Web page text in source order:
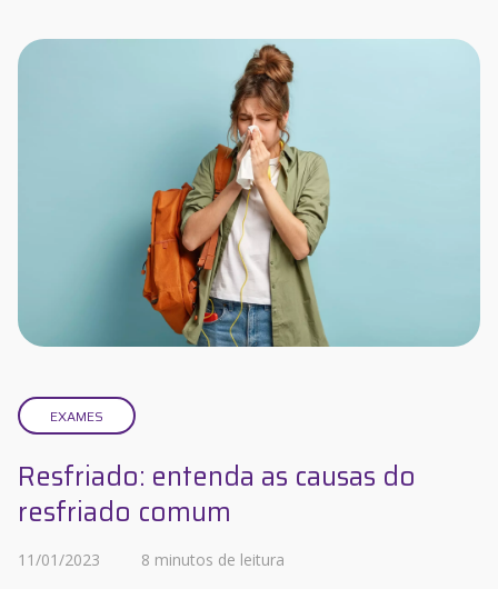
EXAMES
Resfriado: entenda as causas do
resfriado comum
11/01/2023 8 minutos de leitura